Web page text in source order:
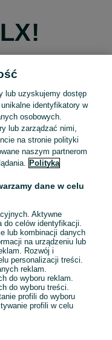
Apple
Google
lub uzyskujemy dostęp
identyfikatory w
osobowych.
lub zarządzać nimi,
na stronie polityki
naszym partnerom
Polityka
dane w celu
Aktywne
celów identyfikacji.
lub kombinacji danych
na urządzeniu lub
Rozwój i
personalizacji treści.
reklam.
do wyboru reklam.
do wyboru treści.
profili do wyboru
profili w celu